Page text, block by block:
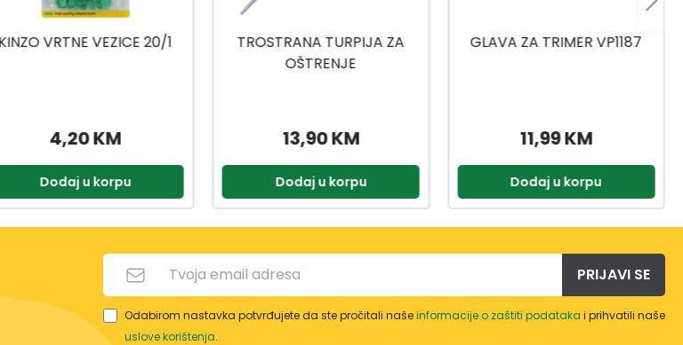
TROSTRANA TURPIJA ZA
13,90 KM
Dodaj u korpu
GLAVA ZA TRIMER VP1187
11,99 KM
Dodaj u korpu
KINZO PODLOGA ZA
4,50 KM
Dodaj u korpu
PRIJAVI SE
Odabirom nastavka potvrđujete da ste pročitali našeinformacije o zaštiti podataka i prihvatili naše
uslove korištenja.